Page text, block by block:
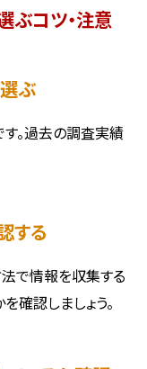
ぶコツ・注意
ぶ
。過去の調査実績
する
で情報を収集する
確認しましょう。